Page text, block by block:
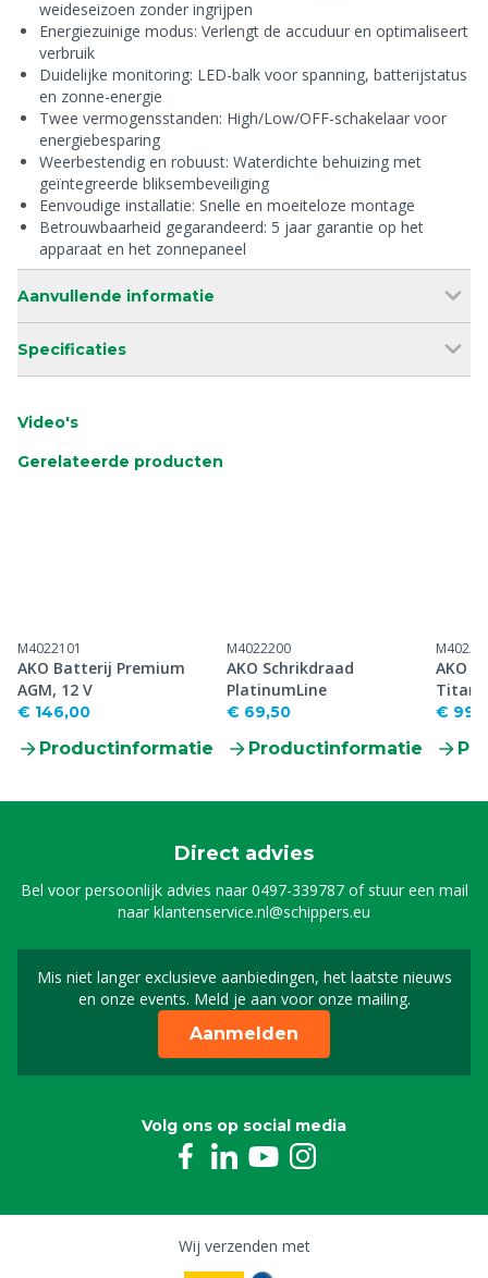
weideseizoen zonder ingrijpen
Energiezuinige modus: Verlengt de accuduur en optimaliseert
verbruik
Duidelijke monitoring: LED-balk voor spanning, batterijstatus
en zonne-energie
Twee vermogensstanden: High/Low/OFF-schakelaar voor
energiebesparing
Weerbestendig en robuust: Waterdichte behuizing met
geïntegreerde bliksembeveiliging
Eenvoudige installatie: Snelle en moeiteloze montage
Betrouwbaarheid gegarandeerd: 5 jaar garantie op het
apparaat en het zonnepaneel
Aanvullende informatie
Specificaties
Video's
Gerelateerde producten
M4022101
AKO Batterij Premium
AGM, 12 V
€ 146,00
Productinformatie
M4022200
AKO Schrikdraad
PlatinumLine
€ 69,50
Productinformatie
AKO
€
Direct advies
Bel voor persoonlijk advies naar0497-339787of stuur een mail
naarklantenservice.nl@schippers.eu
Mis niet langer exclusieve aanbiedingen, het laatste nieuws
en onze events. Meld je aan voor onze mailing.
Schrijf je in voor onze
Aanmelden
Volg ons op social media
Wij verzenden met